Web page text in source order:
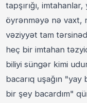
tapşırığı,
öyrənməyə nə vaxt,
vəziyyət tam
heç bir imtahan
biliyi süngər kimi
bacarıq uşağın "yay
bir şey bacardım"